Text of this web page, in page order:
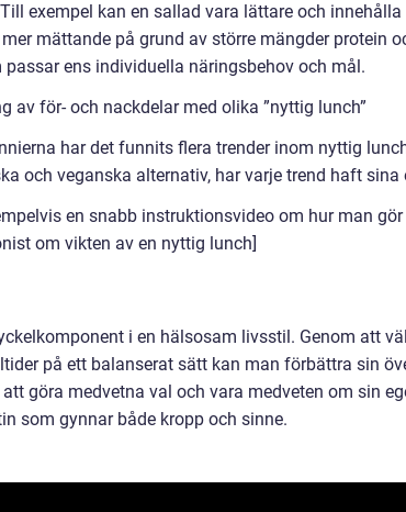
exempel kan en sallad vara lättare och
mättande på grund av större mängder protein
ens individuella näringsbehov och mål.
av för- och nackdelar med olika ”nyttig lunch”
har det funnits flera trender inom nyttig
och veganska alternativ, har varje trend haft
en snabb instruktionsvideo om hur man
om vikten av en nyttig lunch]
i en hälsosam livsstil. Genom att
på ett balanserat sätt kan man förbättra sin
göra medvetna val och vara medveten om sin
som gynnar både kropp och sinne.